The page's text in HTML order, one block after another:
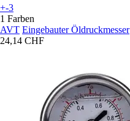
+-3
1 Farben
AVT Eingebauter Öldruckmesser
24,14 CHF